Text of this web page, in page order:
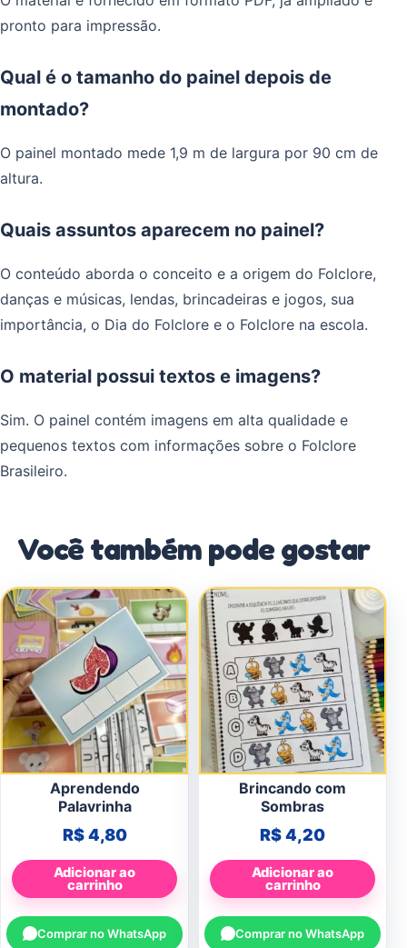
pronto para impressão.
Qual é o tamanho do painel depois de
montado?
O painel montado mede 1,9 m de largura por 90 cm de
altura.
Quais assuntos aparecem no painel?
O conteúdo aborda o conceito e a origem do Folclore,
danças e músicas, lendas, brincadeiras e jogos, sua
importância, o Dia do Folclore e o Folclore na escola.
O material possui textos e imagens?
Sim. O painel contém imagens em alta qualidade e
pequenos textos com informações sobre o Folclore
Brasileiro.
Você também pode gostar
Aprendendo
Palavrinha
R$4,80
Adicionar ao
carrinho
Comprar no WhatsApp
Brincando com
Sombras
R$4,20
Adicionar ao
carrinho
Comprar no WhatsApp